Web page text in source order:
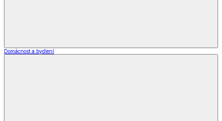
Domácnost a bydlení